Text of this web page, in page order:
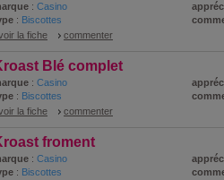
: Casino
: Biscottes
la fiche
commenter
Blé complet
: Casino
: Biscottes
la fiche
commenter
froment
: Casino
: Biscottes